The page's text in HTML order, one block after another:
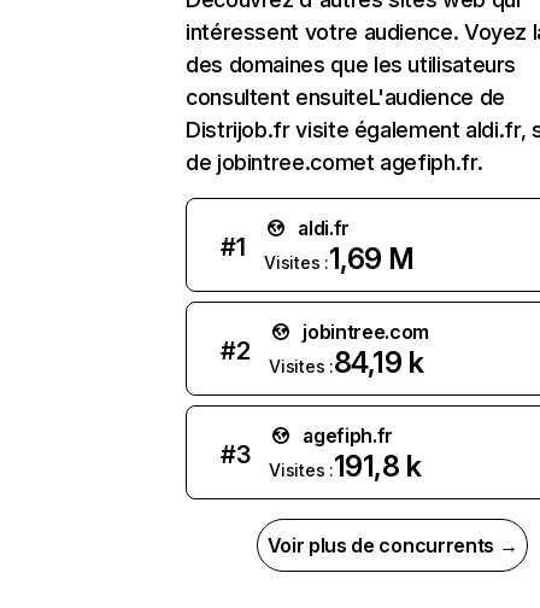
intéressent votre audience. Voyez
des domaines que les utilisateurs
consultent ensuiteL'audience de
Distrijob.fr visite également aldi.fr,
de jobintree.comet agefiph.fr.
#1
aldi.fr
Visites :1,69 M
#2
jobintree.com
Visites :84,19 k
#3
agefiph.fr
Visites :191,8 k
Voir plus de concurrents →